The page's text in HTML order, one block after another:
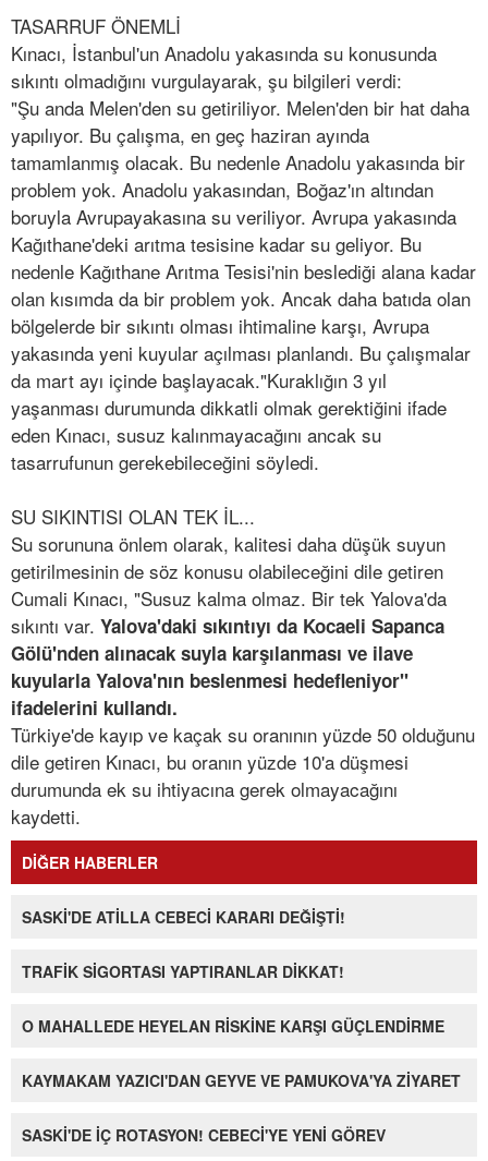
TASARRUF ÖNEMLİ
Kınacı, İstanbul'un Anadolu yakasında su konusunda
sıkıntı olmadığını vurgulayarak, şu bilgileri verdi:
"Şu anda Melen'den su getiriliyor. Melen'den bir hat daha
yapılıyor. Bu çalışma, en geç haziran ayında
tamamlanmış olacak. Bu nedenle Anadolu yakasında bir
problem yok. Anadolu yakasından, Boğaz'ın altından
boruyla Avrupayakasına su veriliyor. Avrupa yakasında
Kağıthane'deki arıtma tesisine kadar su geliyor. Bu
nedenle Kağıthane Arıtma Tesisi'nin beslediği alana kadar
olan kısımda da bir problem yok. Ancak daha batıda olan
bölgelerde bir sıkıntı olması ihtimaline karşı, Avrupa
yakasında yeni kuyular açılması planlandı. Bu çalışmalar
da mart ayı içinde başlayacak."Kuraklığın 3 yıl
yaşanması durumunda dikkatli olmak gerektiğini ifade
eden Kınacı, susuz kalınmayacağını ancak su
tasarrufunun gerekebileceğini söyledi.
SU SIKINTISI OLAN TEK İL...
Su sorununa önlem olarak, kalitesi daha düşük suyun
getirilmesinin de söz konusu olabileceğini dile getiren
Cumali Kınacı, "Susuz kalma olmaz. Bir tek Yalova'da
sıkıntı var. Yalova'daki sıkıntıyı da Kocaeli Sapanca
Gölü'nden alınacak suyla karşılanması ve ilave
kuyularla Yalova'nın beslenmesi hedefleniyor"
ifadelerini kullandı.
Türkiye'de kayıp ve kaçak su oranının yüzde 50 olduğunu
dile getiren Kınacı, bu oranın yüzde 10'a düşmesi
durumunda ek su ihtiyacına gerek olmayacağını
kaydetti.
DİĞER HABERLER
SASKİ'DE ATİLLA CEBECİ KARARI DEĞİŞTİ!
TRAFİK SİGORTASI YAPTIRANLAR DİKKAT!
O MAHALLEDE HEYELAN RİSKİNE KARŞI GÜÇLENDİRME
KAYMAKAM YAZICI'DAN GEYVE VE PAMUKOVA'YA ZİYARET
SASKİ'DE İÇ ROTASYON! CEBECİ'YE YENİ GÖREV